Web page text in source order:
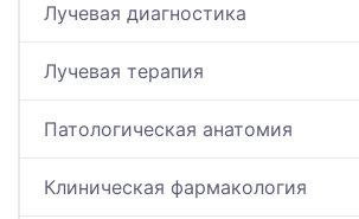
Лучевая диагностика
Лучевая терапия
Патологическая анатомия
Клиническая фармакология